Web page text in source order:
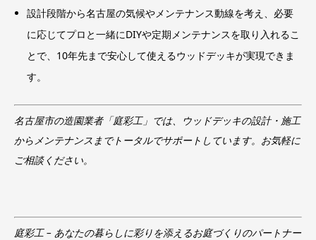
設計段階から名古屋の気候やメンテナンス動線を考え、必要
に応じてプロと一緒にDIYや定期メンテナンスを取り入れるこ
とで、10年先まで安心して使えるウッドデッキが実現できま
す。
名古屋市の造園業者「庭彩工」では、ウッドデッキの設計・施工
からメンテナンスまでトータルでサポートしています。お気軽に
ご相談ください。
庭彩工 – あなたの暮らしに彩りを添えるお庭づくりのパートナー